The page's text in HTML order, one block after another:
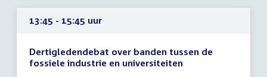
13:45 - 15:45 uur
Dertigledendebat over banden tussen de
fossiele industrie en universiteiten